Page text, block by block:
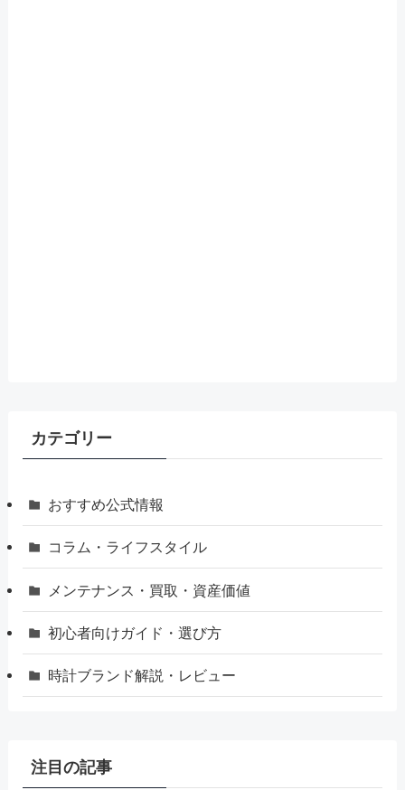
カテゴリー
おすすめ公式情報
コラム・ライフスタイル
メンテナンス・買取・資産価値
初心者向けガイド・選び方
時計ブランド解説・レビュー
注目の記事